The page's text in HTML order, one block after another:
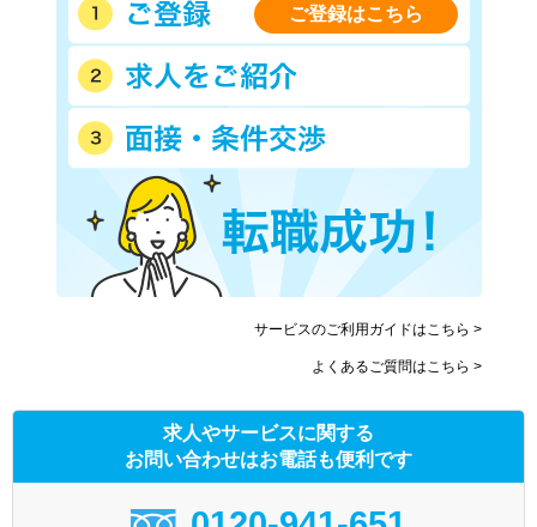
ご登録はこちら
サービスのご利用ガイドはこちら >
よくあるご質問はこちら >
求人やサービスに関する
お問い合わせはお電話も便利です